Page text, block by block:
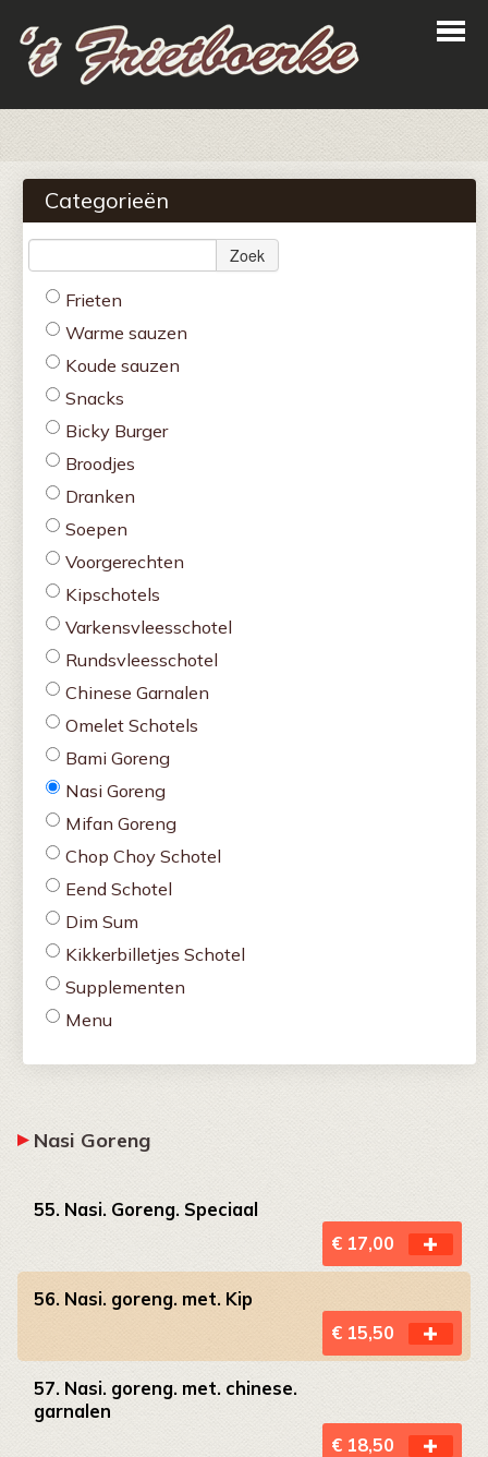
Bestellen
Menu
Login
Contact
Categorieën
Zoek
Frieten
Warme sauzen
Koude sauzen
Snacks
Bicky Burger
Broodjes
Dranken
Soepen
Voorgerechten
Kipschotels
Varkensvleesschotel
Rundsvleesschotel
Chinese Garnalen
Omelet Schotels
Bami Goreng
Nasi Goreng
Mifan Goreng
Chop Choy Schotel
Eend Schotel
Dim Sum
Kikkerbilletjes Schotel
Supplementen
Menu
Nasi Goreng
55. Nasi. Goreng. Speciaal
€ 17,00
56. Nasi. goreng. met. Kip
€ 15,50
57. Nasi. goreng. met. chinese.
garnalen
€ 18,50